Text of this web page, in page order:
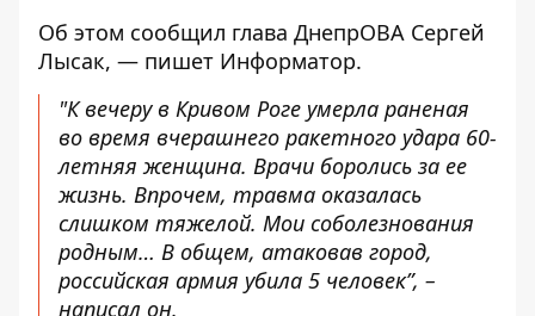
Об этом сообщил глава ДнепрОВА Сергей
Лысак, — пишет Информатор.
"К вечеру в Кривом Роге умерла раненая
во время вчерашнего ракетного удара 60-
летняя женщина. Врачи боролись за ее
жизнь. Впрочем, травма оказалась
слишком тяжелой. Мои соболезнования
родным… В общем, атаковав город,
российская армия убила 5 человек”, –
написал он.